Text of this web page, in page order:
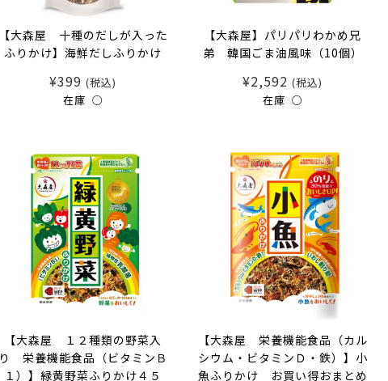
【大森屋 十種のだしが入った
ふりかけ】海鮮だしふりかけ
¥399 (税込)
在庫 ○
【大森屋】パリパリわかめ兄
弟 韓国ごま油風味（10個）
¥2,592 (税込)
在庫 ○
【大森屋 １２種類の野菜入
り 栄養機能食品（ビタミンＢ
１）】緑黄野菜ふりかけ４５
【大森屋 栄養機能食品（カル
シウム・ビタミンＤ・鉄）】小
魚ふりかけ お買い得おまとめ